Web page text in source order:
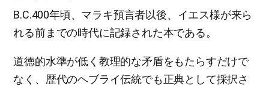
B.C.400年頃、マラキ預言者以後、イエス様が来ら
れる前までの時代に記録された本である。
道徳的水準が低く教理的な矛盾をもたらすだけで
なく、歴代のヘブライ伝統でも正典として採択さ